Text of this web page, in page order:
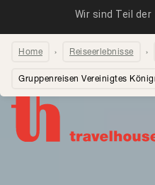
Home Reiseerlebnisse
Gruppenreisen Vereinigtes